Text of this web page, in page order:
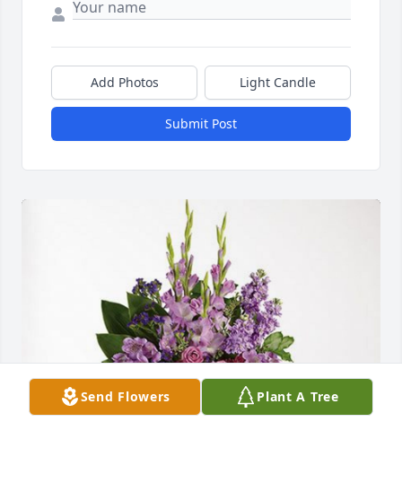
Add Photos Light Candle
Submit Post
Send Flowers Plant A Tree